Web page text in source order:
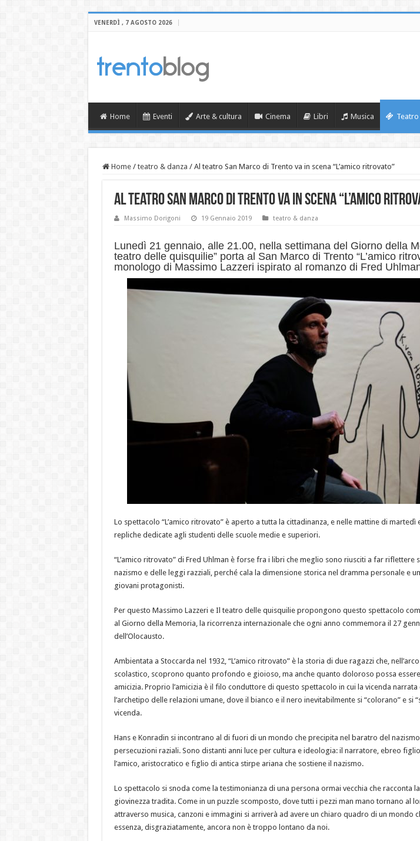
VENERDÌ , 7 AGOSTO 2026
Home Eventi Arte & cultura Cinema Libri Musica
Home / teatro & danza / Al teatro San Marco di Trento va in scena “L’amico ritrovato”
Al teatro San Marco di Trento va in scena “L’amico
Massimo Dorigoni 19 Gennaio 2019 teatro & danza
Lunedì 21 gennaio, alle 21.00, nella settimana del Giorno della
teatro delle quisquilie” porta al San Marco di Trento “L’amico
monologo di Massimo Lazzeri ispirato al romanzo di Fred
Lo spettacolo “L’amico ritrovato” è aperto a tutta la cittadinanza, e nelle mattine di martedì
repliche dedicate agli studenti delle scuole medie e superiori.
“L’amico ritrovato” di Fred Uhlman è forse fra i libri che meglio sono riusciti a far riflettere
nazismo e delle leggi razziali, perché cala la dimensione storica nel dramma personale e
giovani protagonisti.
Per questo Massimo Lazzeri e Il teatro delle quisquilie propongono questo spettacolo
al Giorno della Memoria, la ricorrenza internazionale che ogni anno commemora il 27
dell’Olocausto.
Ambientata a Stoccarda nel 1932, “L’amico ritrovato” è la storia di due ragazzi che,
scolastico, scoprono quanto profondo e gioioso, ma anche quanto doloroso possa
amicizia. Proprio l’amicizia è il filo conduttore di questo spettacolo in cui la vicenda narrata
l’archetipo delle relazioni umane, dove il bianco e il nero inevitabilmente si “colorano” e si
vicenda.
Hans e Konradin si incontrano al di fuori di un mondo che precipita nel baratro del
persecuzioni raziali. Sono distanti anni luce per cultura e ideologia: il narratore, ebreo
l’amico, aristocratico e figlio di antica stirpe ariana che sostiene il nazismo.
Lo spettacolo si snoda come la testimonianza di una persona ormai vecchia che racconta
giovinezza tradita. Come in un puzzle scomposto, dove tutti i pezzi man mano tornano al
attraverso musica, canzoni e immagini si arriverà ad avere un chiaro quadro di un mondo
essenza, disgraziatamente, ancora non è troppo lontano da noi.